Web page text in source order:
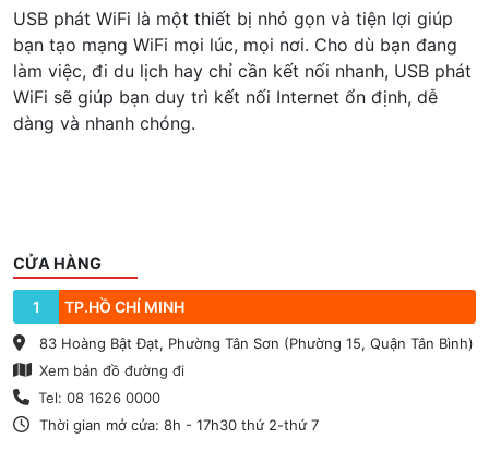
USB phát WiFi là một thiết bị nhỏ gọn và tiện lợi giúp
bạn tạo mạng WiFi mọi lúc, mọi nơi. Cho dù bạn đang
làm việc, đi du lịch hay chỉ cần kết nối nhanh, USB phát
WiFi sẽ giúp bạn duy trì kết nối Internet ổn định, dễ
dàng và nhanh chóng.
CỬA HÀNG
1 TP.HỒ CHÍ MINH
83 Hoàng Bật Đạt, Phường Tân Sơn (Phường 15, Quận Tân Bình)
Xem bản đồ đường đi
Tel: 08 1626 0000
Thời gian mở cửa: 8h - 17h30 thứ 2-thứ 7